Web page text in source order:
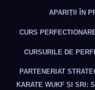
APARIȚII ÎN
CURS
CURSURILE DE
PARTENERIAT
KARATE WUKF ȘI SRI: